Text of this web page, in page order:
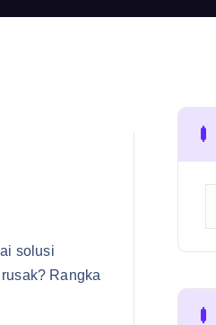
solusi
Rangka
u
n